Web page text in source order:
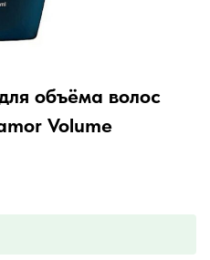
объёма волос
Volume